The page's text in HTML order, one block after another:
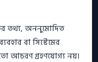
তথ্য, অননুমোদিত
বা সিস্টেমের
আচরণ গ্রহণযোগ্য নয়।